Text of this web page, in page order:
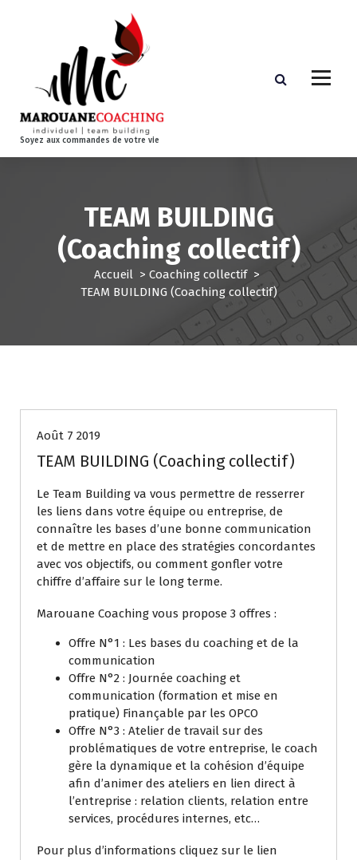
Soyez aux commandes de votre vie
TEAM BUILDING
(Coaching collectif)
Accueil > Coaching collectif>
TEAM BUILDING (Coaching collectif)
Août 7 2019
TEAM BUILDING (Coaching collectif)
Le Team Building va vous permettre de resserrer
les liens dans votre équipe ou entreprise, de
connaître les bases d’une bonne communication
et de mettre en place des stratégies concordantes
avec vos objectifs, ou comment gonfler votre
chiffre d’affaire sur le long terme.
Marouane Coaching vous propose 3 offres :
Offre N°1 : Les bases du coaching et de la
communication
Offre N°2 : Journée coaching et
communication (formation et mise en
pratique) Finançable par les OPCO
Offre N°3 : Atelier de travail sur des
problématiques de votre entreprise, le coach
gère la dynamique et la cohésion d’équipe
afin d’animer des ateliers en lien direct à
l’entreprise : relation clients, relation entre
services, procédures internes, etc…
Pour plus d’informations cliquez sur le lien